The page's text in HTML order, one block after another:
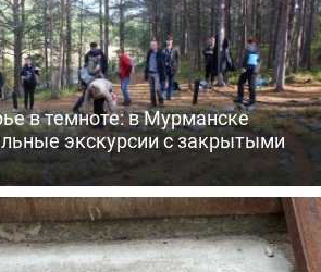
в темноте: в Мурманске
экскурсии с закрытыми